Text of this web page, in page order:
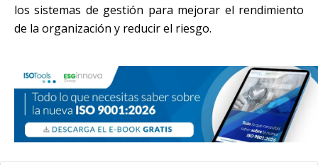
los sistemas de gestión para mejorar el rendimiento
de la organización y reducir el riesgo.